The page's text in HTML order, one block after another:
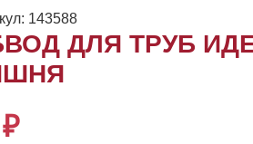
143588
ДЛЯ ТРУБ
₽